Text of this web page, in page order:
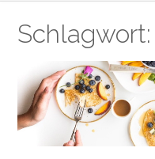
Schlagwort: